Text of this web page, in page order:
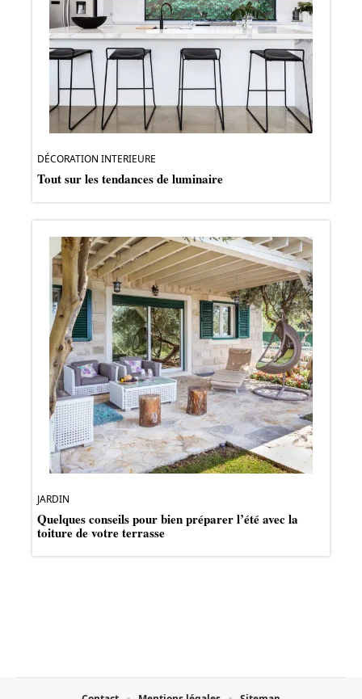
DÉCORATION INTERIEURE
Tout sur les tendances de luminaire
JARDIN
Quelques conseils pour bien préparer l’été avec la
toiture de votre terrasse